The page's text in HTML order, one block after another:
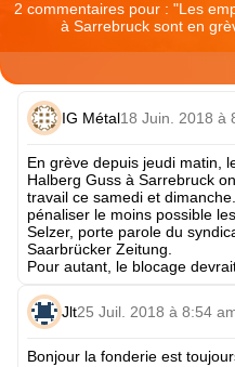
2 commentaires pour : "Les
à Sarrebruck sont en
IG Métal18 Juin. 2018 à
En grève depuis jeudi matin,
Halberg Guss à Sarrebruck
travail ce samedi et
pénaliser le moins possible
Selzer, porte parole du
Saarbrücker Zeitung.
Pour autant, le blocage
Jlt25 Juil. 2018 à 8:54
Bonjour la fonderie est